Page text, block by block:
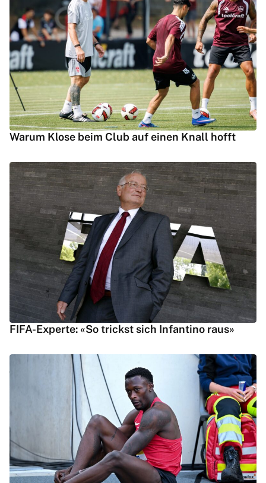
Warum Klose beim Club auf einen Knall hofft
FIFA-Experte: «So trickst sich Infantino raus»